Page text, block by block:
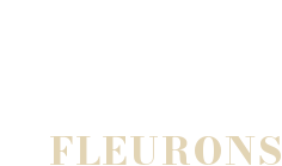
FLEURONS